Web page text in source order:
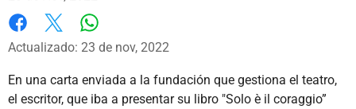
Facebook
X
Actualizado: 23 de nov, 2022
En una carta enviada a la fundación que gestiona el teatro,
el escritor, que iba a presentar su libro "Solo è il coraggio”